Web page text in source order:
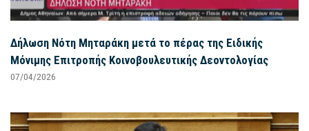
Δήλωση Νότη Μηταράκη μετά το πέρας της Ειδικής
Μόνιμης Επιτροπής Κοινοβουλευτικής Δεοντολογίας
07/04/2026